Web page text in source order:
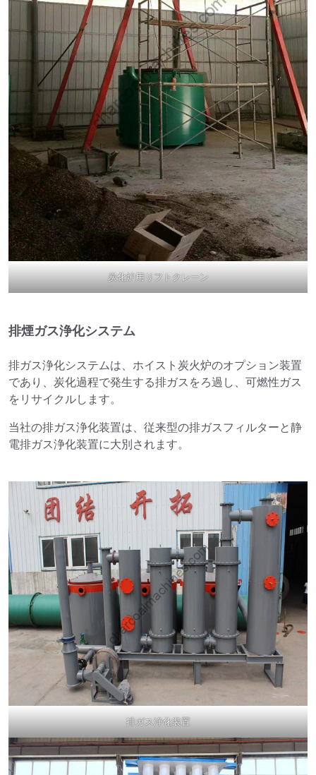
炭化炉用リフトクレーン
排煙ガス浄化システム
排ガス浄化システムは、ホイスト炭火炉のオプション装置
であり、炭化過程で発生する排ガスをろ過し、可燃性ガス
をリサイクルします。
当社の排ガス浄化装置は、従来型の排ガスフィルターと静
電排ガス浄化装置に大別されます。
排ガス浄化装置